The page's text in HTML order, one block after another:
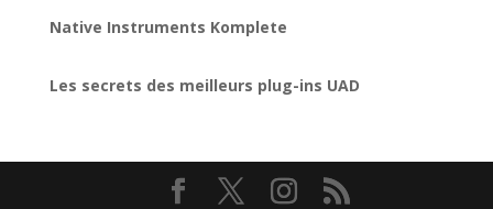
Native Instruments Komplete
Les secrets des meilleurs plug-ins UAD